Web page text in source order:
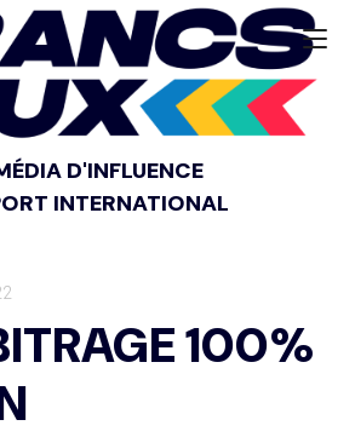
D'INFLUENCE
INTERNATIONAL
100%